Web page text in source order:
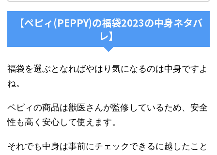
【ペピィ(PEPPY)の福袋2023の中身ネタバ
レ】
福袋を選ぶとなればやはり気になるのは中身ですよ
ね。
ペピィの商品は獣医さんが監修しているため、安全
性も高く安心して使えます。
それでも中身は事前にチェックできるに越したこと